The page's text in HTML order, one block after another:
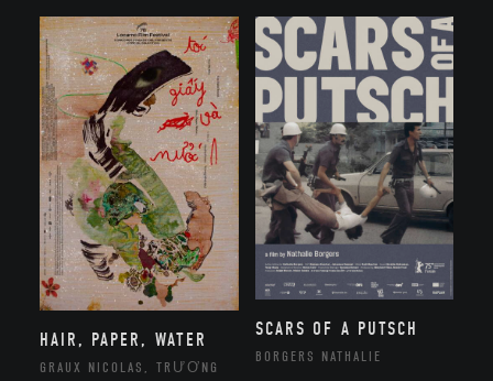
HAIR, PAPER, WATER
GRAUX NICOLAS, TRƯƠNG
SCARS OF A PUTSCH
BORGERS NATHALIE